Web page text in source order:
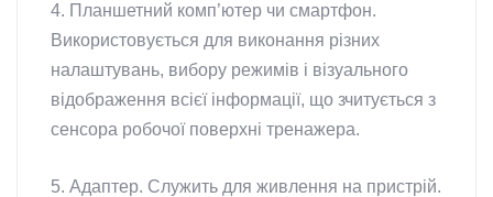
4. Планшетний комп’ютер чи смартфон.
Використовується для виконання різних
налаштувань, вибору режимів і візуального
відображення всієї інформації, що зчитується з
сенсора робочої поверхні тренажера.
5. Адаптер. Служить для живлення на пристрій.